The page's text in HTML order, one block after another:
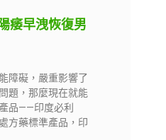
痿早洩恢復男
障礙，嚴重影響了
題，那麼現在就能
品——印度必利
方藥標準產品，印